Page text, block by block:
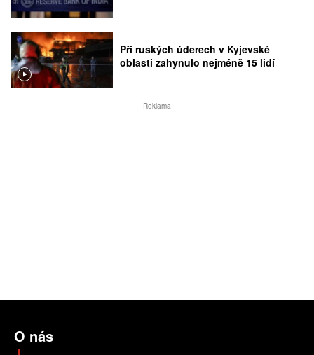
Při ruských úderech v Kyjevské
oblasti zahynulo nejméně 15 lidí
Reklama
O nás